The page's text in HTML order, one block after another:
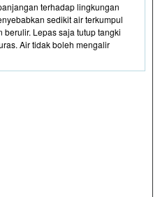
terhadap lingkungan
sedikit air terkumpul
Lepas saja tutup tangki
Air tidak boleh mengalir